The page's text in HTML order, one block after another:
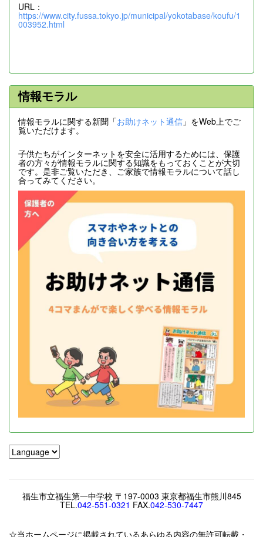
URL：
https://www.city.fussa.tokyo.jp/municipal/yokotabase/koufu/1
003952.html
情報モラル
情報モラルに関する新聞「お助けネット通信 」をWeb上でご
覧いただけます。
子供たちがインターネットを安全に活用するためには、保護
者の方々が情報モラルに関する知識をもっておくことが大切
です。是非ご覧いただき、ご家族で情報モラルについて話し
合ってみてください。
福生市立福生第一中学校 〒197-0003 東京都福生市熊川845
TEL.042-551-0321 FAX.042-530-7447
☆当ホームページに掲載されているあらゆる内容の無許可転載・